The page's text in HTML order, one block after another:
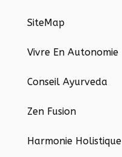
SiteMap
Vivre En Autonomie
Conseil Ayurveda
Zen Fusion
Harmonie Holistique